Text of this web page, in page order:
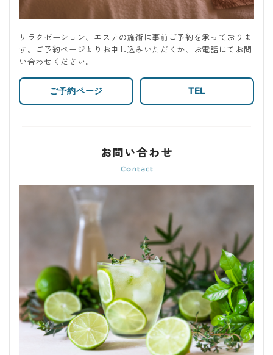
リラクゼーション、エステの施術は事前ご予約を承っておりま
す。ご予約ページよりお申し込みいただくか、お電話にてお問
い合わせください。
ご予約ページ TEL
お問い合わせ